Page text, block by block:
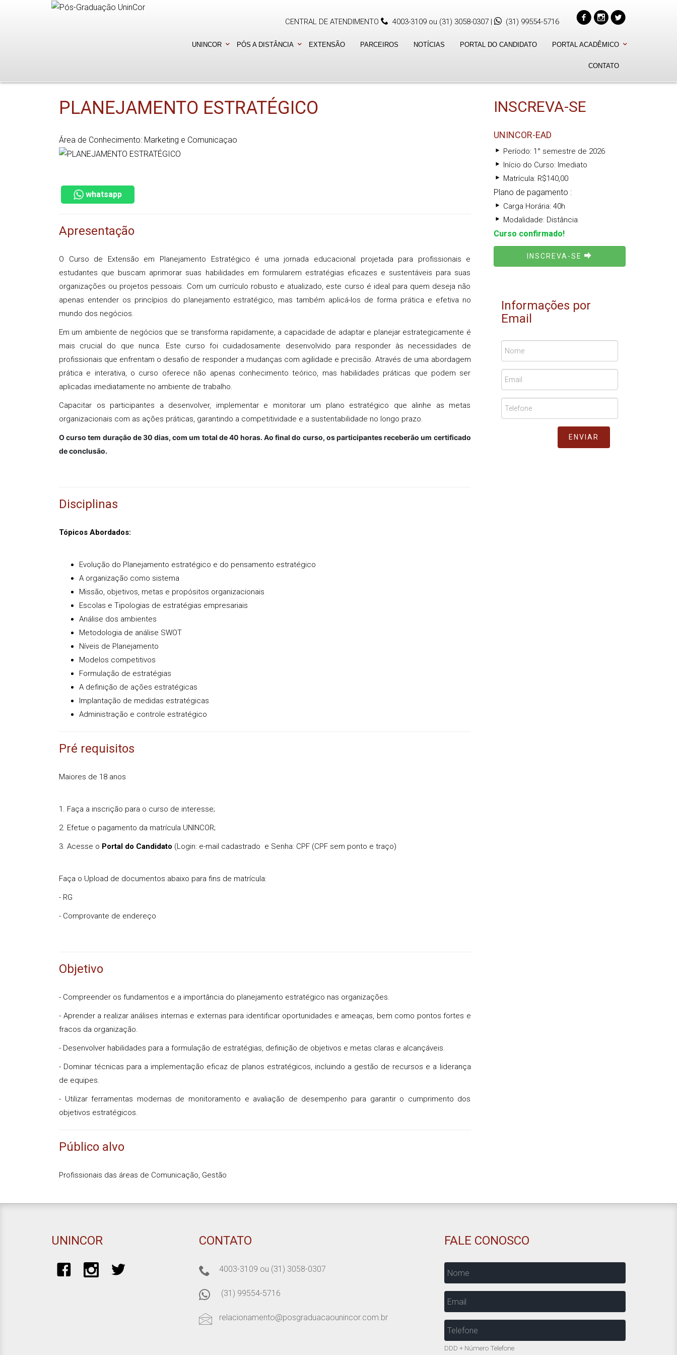
CENTRAL DE ATENDIMENTO 4003-3109 ou (31) 3058-0307 | (31) 99554-5716
UNINCOR PÓS A DISTÂNCIA EXTENSÃO PARCEIROS NOTÍCIAS PORTAL DO CANDIDATO PORTAL ACADÊMICO
CONTATO
PLANEJAMENTO ESTRATÉGICO
Área de Conhecimento: Marketing e Comunicaçao
whatsapp
Apresentação
O Curso de Extensão em Planejamento Estratégico é uma jornada educacional projetada para profissionais e
estudantes que buscam aprimorar suas habilidades em formularem estratégias eficazes e sustentáveis para suas
organizações ou projetos pessoais. Com um currículo robusto e atualizado, este curso é ideal para quem deseja não
apenas entender os princípios do planejamento estratégico, mas também aplicá-los de forma prática e efetiva no
mundo dos negócios.
Em um ambiente de negócios que se transforma rapidamente, a capacidade de adaptar e planejar estrategicamente é
mais crucial do que nunca. Este curso foi cuidadosamente desenvolvido para responder às necessidades de
profissionais que enfrentam o desafio de responder a mudanças com agilidade e precisão. Através de uma abordagem
prática e interativa, o curso oferece não apenas conhecimento teórico, mas habilidades práticas que podem ser
aplicadas imediatamente no ambiente de trabalho.
Capacitar os participantes a desenvolver, implementar e monitorar um plano estratégico que alinhe as metas
organizacionais com as ações práticas, garantindo a competitividade e a sustentabilidade no longo prazo.
O curso tem duração de 30 dias, com um total de 40 horas. Ao final do curso, os participantes receberão um certificado
de conclusão.
Disciplinas
Tópicos Abordados:
Evolução do Planejamento estratégico e do pensamento estratégico
A organização como sistema
Missão, objetivos, metas e propósitos organizacionais
Escolas e Tipologias de estratégias empresariais
Análise dos ambientes
Metodologia de análise SWOT
Níveis de Planejamento
Modelos competitivos
Formulação de estratégias
A definição de ações estratégicas
Implantação de medidas estratégicas
Administração e controle estratégico
Pré requisitos
Maiores de 18 anos
1. Faça a inscrição para o curso de interesse;
2. Efetue o pagamento da matrícula UNINCOR;
3. Acesse o Portal do Candidato (Login: e-mail cadastrado e Senha: CPF (CPF sem ponto e traço)
Faça o Upload de documentos abaixo para fins de matrícula:
- RG
- Comprovante de endereço
Objetivo
- Compreender os fundamentos e a importância do planejamento estratégico nas organizações.
- Aprender a realizar análises internas e externas para identificar oportunidades e ameaças, bem como pontos fortes e
fracos da organização.
- Desenvolver habilidades para a formulação de estratégias, definição de objetivos e metas claras e alcançáveis.
- Dominar técnicas para a implementação eficaz de planos estratégicos, incluindo a gestão de recursos e a liderança
de equipes.
- Utilizar ferramentas modernas de monitoramento e avaliação de desempenho para garantir o cumprimento dos
objetivos estratégicos.
Público alvo
Profissionais das áreas de Comunicação, Gestão
INSCREVA-SE
UNINCOR-EAD
Período: 1° semestre de 2026
Início do Curso: Imediato
Matrícula: R$140,00
Plano de pagamento :
Carga Horária: 40h
Modalidade: Distância
Curso confirmado!
INSCREVA-SE
Informações por
Email
UNINCOR CONTATO
4003-3109 ou (31) 3058-0307
(31) 99554-5716
relacionamento@posgraduacaounincor.com.br
FALE CONOSCO
Nome
Email
Telefone
DDD + Número Telefone